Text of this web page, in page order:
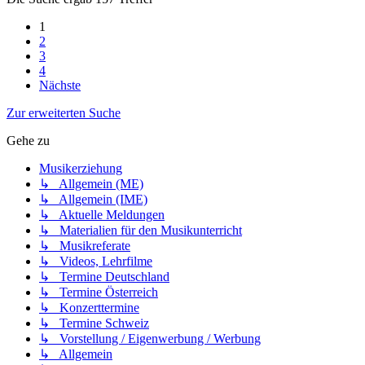
1
2
3
4
Nächste
Zur erweiterten Suche
Gehe zu
Musikerziehung
↳ Allgemein (ME)
↳ Allgemein (IME)
↳ Aktuelle Meldungen
↳ Materialien für den Musikunterricht
↳ Musikreferate
↳ Videos, Lehrfilme
↳ Termine Deutschland
↳ Termine Österreich
↳ Konzerttermine
↳ Termine Schweiz
↳ Vorstellung / Eigenwerbung / Werbung
↳ Allgemein